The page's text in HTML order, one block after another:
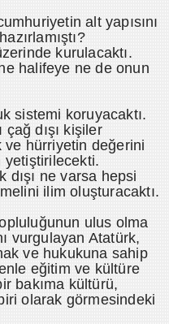
alt yapısını
kurulacaktı.
halifeye ne de onun
sistemi koruyacaktı.
dışı kişiler
ve hürriyetin değerini
yetiştirilecekti.
dışı ne varsa hepsi
ilim oluşturacaktı.
ulus olma
vurgulayan Atatürk,
ve hukukuna sahip
eğitim ve kültüre
bakıma kültürü,
olarak görmesindeki